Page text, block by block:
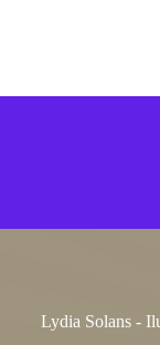
Lydia Solans -